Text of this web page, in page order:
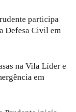
participa
Defesa Civil em
na Vila Líder e
em